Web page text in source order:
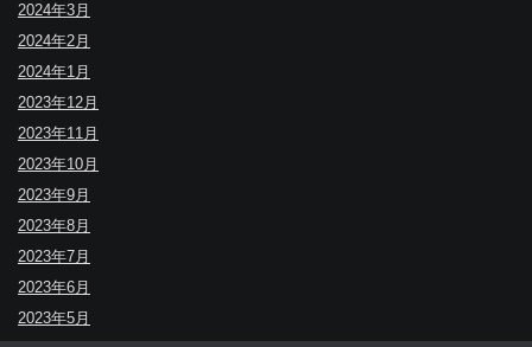
2024年3月
2024年2月
2024年1月
2023年12月
2023年11月
2023年10月
2023年9月
2023年8月
2023年7月
2023年6月
2023年5月